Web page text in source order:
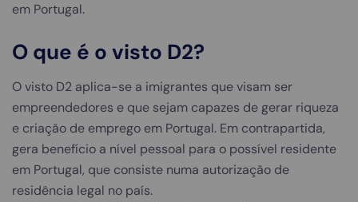
em Portugal.
O que é o visto D2?
O visto D2 aplica-se a imigrantes que visam ser
empreendedores e que sejam capazes de gerar riqueza
e criação de emprego em Portugal. Em contrapartida,
gera benefício a nível pessoal para o possível residente
em Portugal, que consiste numa autorização de
residência legal no país.